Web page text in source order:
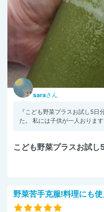
saraさん
『こども野菜プラスお試し5日
た。 私には子供が一人おりま
こども野菜プラスお試し
野菜苦手克服!料理にも